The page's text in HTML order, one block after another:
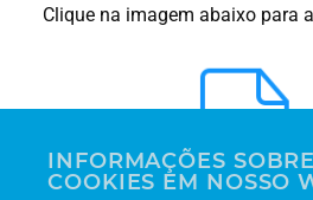
Clique na imagem abaixo para
INFORMAÇÕES
COOKIES EM NOSSO